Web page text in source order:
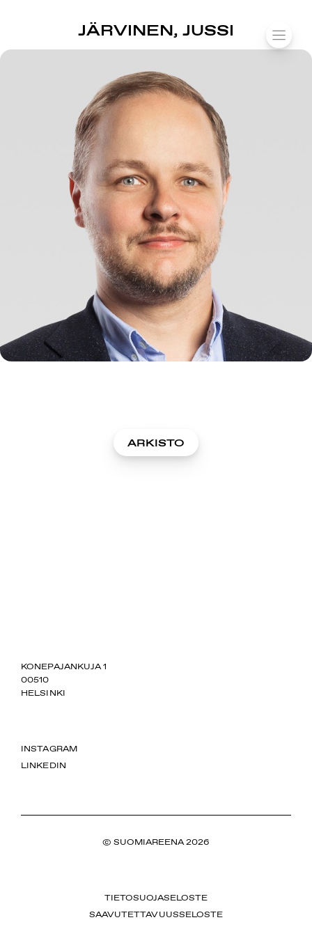
sisältöön
SUOMIAREENA
JÄRVINEN, JUSSI
ARKISTO
SUOMIAREENA
KONEPAJANKUJA 1
00510
HELSINKI
INSTAGRAM
LINKEDIN
© SUOMIAREENA 2026
TIETOSUOJASELOSTE
SAAVUTETTAVUUSSELOSTE